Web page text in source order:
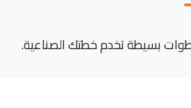
بسيطة تخدم خطتك الصناعية.